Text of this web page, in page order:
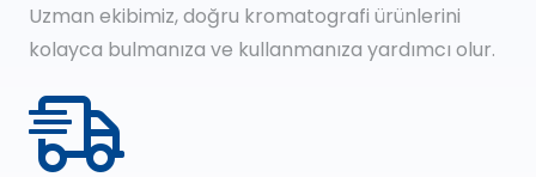
Uzman ekibimiz, doğru kromatografi ürünlerini
kolayca bulmanıza ve kullanmanıza yardımcı olur.